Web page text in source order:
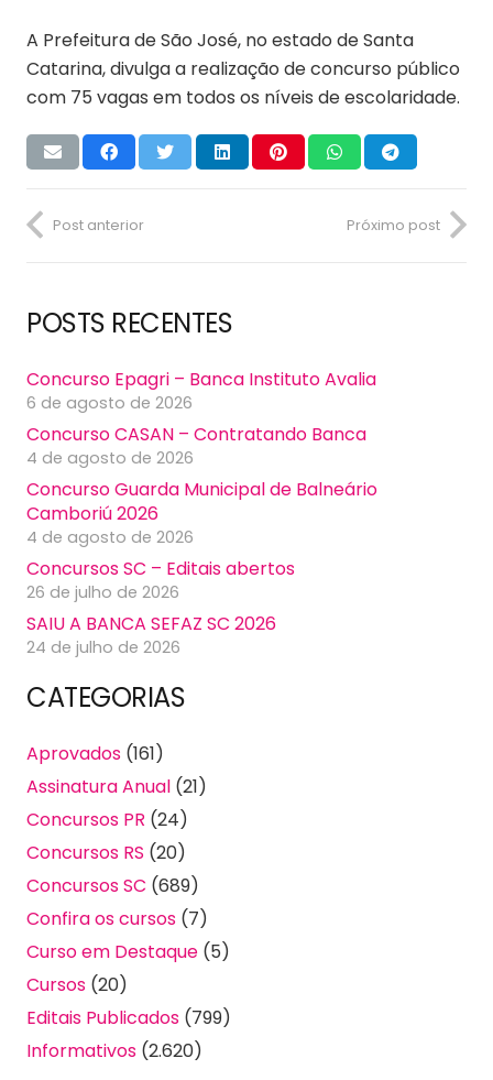
A Prefeitura de São José, no estado de Santa
Catarina, divulga a realização de concurso público
com 75 vagas em todos os níveis de escolaridade.
Post anterior Próximo post
POSTS RECENTES
Concurso Epagri – Banca Instituto Avalia
6 de agosto de 2026
Concurso CASAN – Contratando Banca
4 de agosto de 2026
Concurso Guarda Municipal de Balneário
Camboriú 2026
4 de agosto de 2026
Concursos SC – Editais abertos
26 de julho de 2026
SAIU A BANCA SEFAZ SC 2026
24 de julho de 2026
CATEGORIAS
Aprovados (161)
Assinatura Anual (21)
Concursos PR (24)
Concursos RS (20)
Concursos SC (689)
Confira os cursos (7)
Curso em Destaque (5)
Cursos (20)
Editais Publicados (799)
Informativos (2.620)